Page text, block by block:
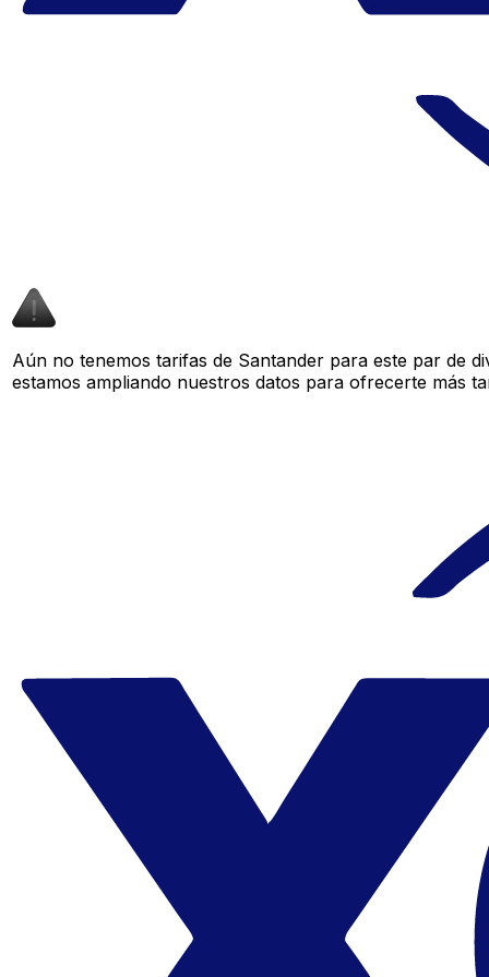
Aún no tenemos tarifas de Santander para este par de
estamos ampliando nuestros datos para ofrecerte más